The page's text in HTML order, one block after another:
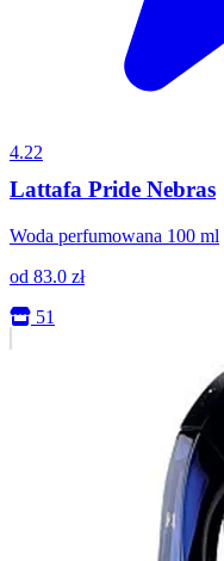
4.22
Lattafa Pride Nebras
Woda perfumowana 100 ml
od 83.0 zł
51